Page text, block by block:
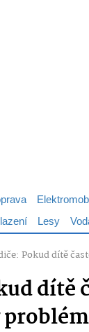
Lesy
Pokud dítě
dítě